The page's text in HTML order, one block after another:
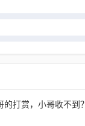
打赏，小哥收不到？